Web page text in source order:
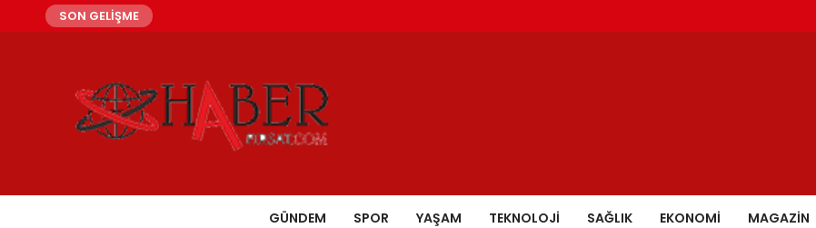
SON GELİŞME
GÜNDEM SPOR YAŞAM TEKNOLOJİ SAĞLIK EKONOMİ MAGAZİN